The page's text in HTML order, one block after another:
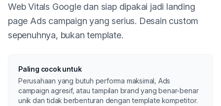
Web Vitals Google dan siap dipakai jadi landing
page Ads campaign yang serius. Desain custom
sepenuhnya, bukan template.
Paling cocok untuk
Perusahaan yang butuh performa maksimal, Ads
campaign agresif, atau tampilan brand yang benar-benar
unik dan tidak berbenturan dengan template kompetitor.